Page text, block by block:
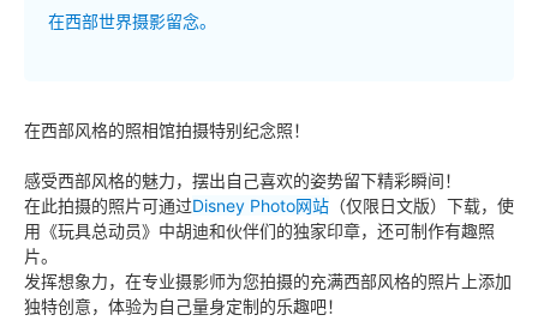
在西部世界摄影留念。
在西部风格的照相馆拍摄特别纪念照！
感受西部风格的魅力，摆出自己喜欢的姿势留下精彩瞬间！
在此拍摄的照片可通过Disney Photo网站 （仅限日文版）下载，使
用《玩具总动员》中胡迪和伙伴们的独家印章，还可制作有趣照
片。
发挥想象力，在专业摄影师为您拍摄的充满西部风格的照片上添加
独特创意，体验为自己量身定制的乐趣吧！